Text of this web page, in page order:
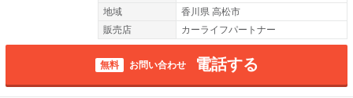
地域
香川県 高松市
販売店
カーライフパートナー
無料 お問い合わせ 電話する